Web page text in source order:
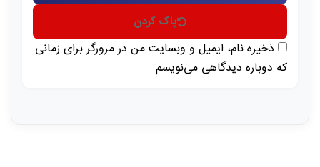
پاک کردن
ذخیره نام، ایمیل و وبسایت من در مرورگر برای زمانی
که دوباره دیدگاهی می‌نویسم.